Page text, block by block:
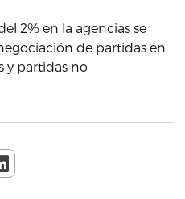
2% en la agencias se
de partidas en
y partidas no